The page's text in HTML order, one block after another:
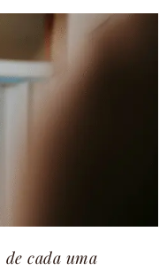
cada uma